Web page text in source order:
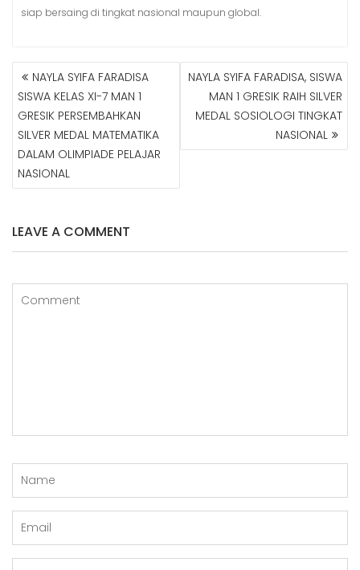
siap bersaing di tingkat nasional maupun global.
N
A
V
G
A
S
P
O
NAYLA SYIFA FARADISA
SISWA KELAS XI-7 MAN 1
GRESIK PERSEMBAHKAN
SILVER MEDAL MATEMATIKA
DALAM OLIMPIADE PELAJAR
NASIONAL
NAYLA SYIFA FARADISA, SISWA
MAN 1 GRESIK RAIH SILVER
MEDAL SOSIOLOGI TINGKAT
NASIONAL
LEAVE A COMMENT